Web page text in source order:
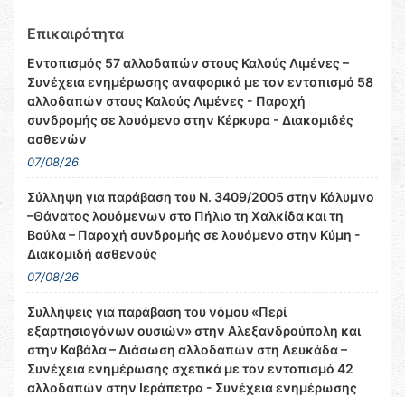
Επικαιρότητα
Εντοπισμός 57 αλλοδαπών στους Καλούς Λιμένες –
Συνέχεια ενημέρωσης αναφορικά με τον εντοπισμό 58
αλλοδαπών στους Καλούς Λιμένες - Παροχή
συνδρομής σε λουόμενο στην Κέρκυρα - Διακομιδές
ασθενών
07/08/26
Σύλληψη για παράβαση του Ν. 3409/2005 στην Κάλυμνο
–Θάνατος λουόμενων στο Πήλιο τη Χαλκίδα και τη
Βούλα – Παροχή συνδρομής σε λουόμενο στην Κύμη -
Διακομιδή ασθενούς
07/08/26
Συλλήψεις για παράβαση του νόμου «Περί
εξαρτησιογόνων ουσιών» στην Αλεξανδρούπολη και
στην Καβάλα – Διάσωση αλλοδαπών στη Λευκάδα –
Συνέχεια ενημέρωσης σχετικά με τον εντοπισμό 42
αλλοδαπών στην Ιεράπετρα - Συνέχεια ενημέρωσης